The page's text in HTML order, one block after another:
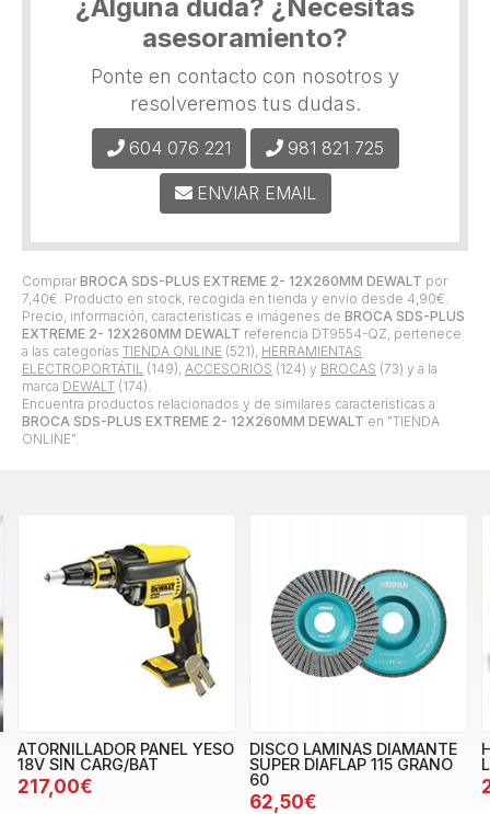
Comprar BROCA SDS-PLUS EXTREME 2- 12X260MM DEWALT por
7,40€ . Producto en stock, recogida en tienda y envío desde 4,90€
Precio, información, características e imágenes de BROCA SDS-PLUS
EXTREME 2- 12X260MM DEWALT referencia DT9554-QZ, pertenece
a las categorías TIENDA ONLINE (521), HERRAMIENTAS
ELECTROPORTÁTIL (149), ACCESORIOS (124) y BROCAS (73) y a la
marca DEWALT (174).
Encuentra productos relacionados y de similares características a
BROCA SDS-PLUS EXTREME 2- 12X260MM DEWALT en "TIENDA
ONLINE".
¿Alguna duda? ¿Necesitas
asesoramiento?
Ponte en contacto con nosotros y
resolveremos tus dudas.
604 076 221 981 821 725
ENVIAR EMAIL
ATORNILLADOR PANEL YESO
18V SIN CARG/BAT
217,00€
DISCO LAMINAS DIAMANTE
SUPER DIAFLAP 115 GRANO
60
62,50€